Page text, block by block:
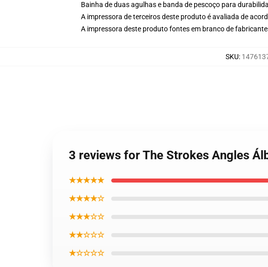
Bainha de duas agulhas e banda de pescoço para
A impressora de terceiros deste produto é avaliada de
A impressora deste produto fontes em branco de
SKU:
3 reviews for The Strokes Angles
★★★★★
★★★★☆
★★★☆☆
★★☆☆☆
★☆☆☆☆